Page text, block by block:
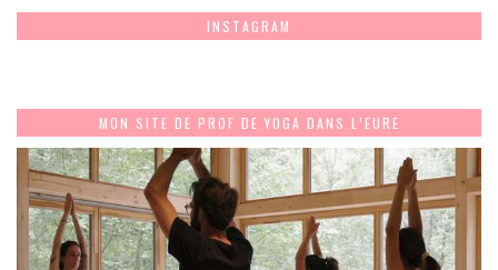
INSTAGRAM
MON SITE DE PROF DE YOGA DANS L’EURE